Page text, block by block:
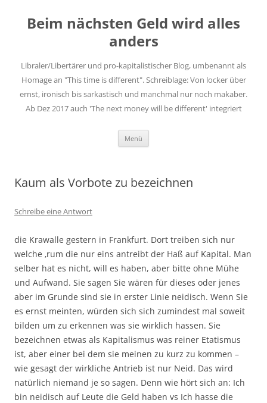
springen
Beim nächsten Geld wird alles
anders
Libraler/Libertärer und pro-kapitalistischer Blog, umbenannt als
Homage an "This time is different". Schreiblage: Von locker über
ernst, ironisch bis sarkastisch und manchmal nur noch makaber.
Ab Dez 2017 auch 'The next money will be different' integriert
Menü
Kaum als Vorbote zu bezeichnen
Schreibe eine Antwort
die Krawalle gestern in Frankfurt. Dort treiben sich nur
welche ‚rum die nur eins antreibt der Haß auf Kapital. Man
selber hat es nicht, will es haben, aber bitte ohne Mühe
und Aufwand. Sie sagen Sie wären für dieses oder jenes
aber im Grunde sind sie in erster Linie neidisch. Wenn Sie
es ernst meinten, würden sich sich zumindest mal soweit
bilden um zu erkennen was sie wirklich hassen. Sie
bezeichnen etwas als Kapitalismus was reiner Etatismus
ist, aber einer bei dem sie meinen zu kurz zu kommen –
wie gesagt der wirkliche Antrieb ist nur Neid. Das wird
natürlich niemand je so sagen. Denn wie hört sich an: Ich
bin neidisch auf Leute die Geld haben vs Ich hasse die